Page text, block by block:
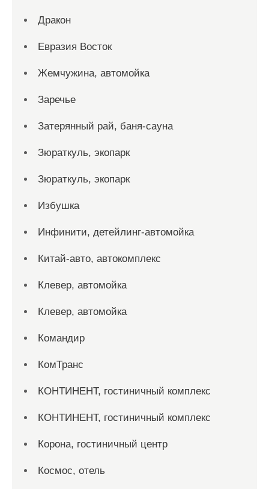
Дракон
Евразия Восток
Жемчужина, автомойка
Заречье
Затерянный рай, баня-сауна
Зюраткуль, экопарк
Зюраткуль, экопарк
Избушка
Инфинити, детейлинг-автомойка
Китай-авто, автокомплекс
Клевер, автомойка
Клевер, автомойка
Командир
КомТранс
КОНТИНЕНТ, гостиничный комплекс
КОНТИНЕНТ, гостиничный комплекс
Корона, гостиничный центр
Космос, отель